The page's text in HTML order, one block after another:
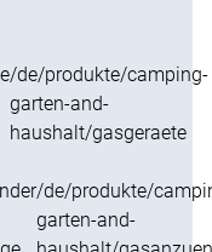
/de/produkte/camping-
garten-and-
haushalt/gasgeraete
/de/produkte/
garten-and-